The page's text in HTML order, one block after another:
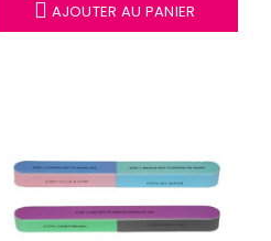
AJOUTER AU PANIER